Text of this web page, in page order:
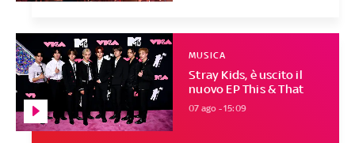
Stray Kids, è uscito il
nuovo EP This & That
MUSICA
07 ago - 15:09